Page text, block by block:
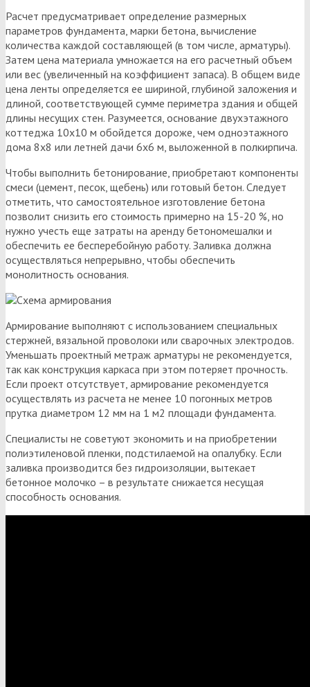
Расчет предусматривает определение размерных
параметров фундамента, марки бетона, вычисление
количества каждой составляющей (в том числе, арматуры).
Затем цена материала умножается на его расчетный объем
или вес (увеличенный на коэффициент запаса). В общем виде
цена ленты определяется ее шириной, глубиной заложения и
длиной, соответствующей сумме периметра здания и общей
длины несущих стен. Разумеется, основание двухэтажного
коттеджа 10х10 м обойдется дороже, чем одноэтажного
дома 8х8 или летней дачи 6х6 м, выложенной в полкирпича.
Чтобы выполнить бетонирование, приобретают компоненты
смеси (цемент, песок, щебень) или готовый бетон. Следует
отметить, что самостоятельное изготовление бетона
позволит снизить его стоимость примерно на 15-20 %, но
нужно учесть еще затраты на аренду бетономешалки и
обеспечить ее бесперебойную работу. Заливка должна
осуществляться непрерывно, чтобы обеспечить
монолитность основания.
Армирование выполняют с использованием специальных
стержней, вязальной проволоки или сварочных электродов.
Уменьшать проектный метраж арматуры не рекомендуется,
так как конструкция каркаса при этом потеряет прочность.
Если проект отсутствует, армирование рекомендуется
осуществлять из расчета не менее 10 погонных метров
прутка диаметром 12 мм на 1 м2 площади фундамента.
Специалисты не советуют экономить и на приобретении
полиэтиленовой пленки, подстилаемой на опалубку. Если
заливка производится без гидроизоляции, вытекает
бетонное молочко – в результате снижается несущая
способность основания.